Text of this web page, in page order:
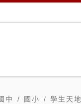
中 國小 學生天地